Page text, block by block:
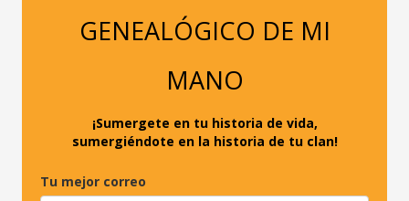
GENEALÓGICO DE MI
MANO
¡Sumergete en tu historia de vida,
sumergiéndote en la historia de tu clan!
Tu mejor correo